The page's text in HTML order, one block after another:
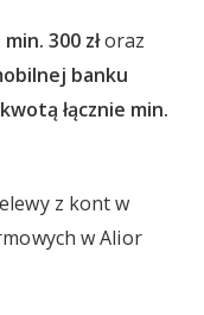
300 złoraz
banku
łącznie min.
z kont w
w Alior